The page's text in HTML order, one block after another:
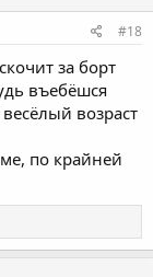
#18
за борт
въебёшся
возраст
по крайней